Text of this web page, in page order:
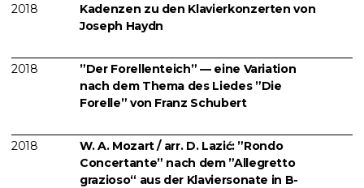
2018
Kadenzen zu den Klavierkonzerten von
Joseph Haydn
2018
”Der Forellenteich” — eine Variation
nach dem Thema des Liedes ”Die
Forelle” von Franz Schubert
2018
W. A. Mozart / arr. D. Lazić: ”Rondo
Concertante” nach dem ”Allegretto
grazioso“ aus der Klaviersonate in B-